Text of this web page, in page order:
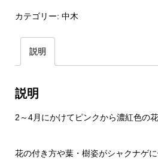
カテゴリー: 中木
説明
説明
2～4月にかけてピンクから濃紅色の花
花の付き方や葉・樹姿がシャクナゲ